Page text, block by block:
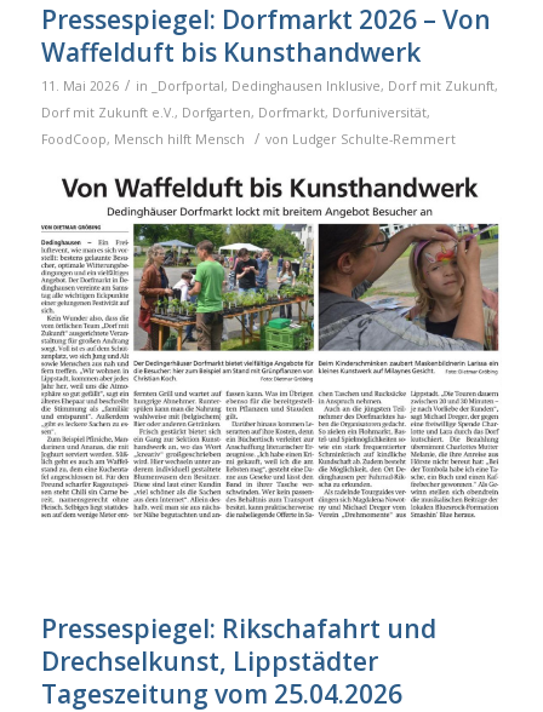
Pressespiegel: Dorfmarkt 2026 – Von
Waffelduft bis Kunsthandwerk
11. Mai 2026 / in _Dorfportal, Dedinghausen Inklusive, Dorf mit Zukunft,
Dorf mit Zukunft e.V., Dorfgarten, Dorfmarkt, Dorfuniversität,
FoodCoop, Mensch hilft Mensch / von Ludger Schulte-Remmert
Pressespiegel: Rikschafahrt und
Drechselkunst, Lippstädter
Tageszeitung vom 25.04.2026